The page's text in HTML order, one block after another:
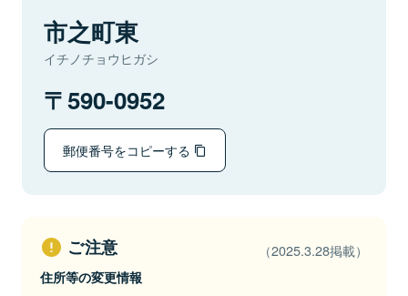
市之町東
イチノチョウヒガシ
590-0952
郵便番号をコピーする
ご注意 （2025.3.28掲載）
住所等の変更情報